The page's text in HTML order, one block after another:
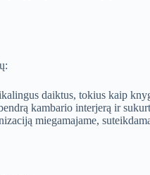
daiktus, tokius kaip
kambario interjerą ir
miegamajame,